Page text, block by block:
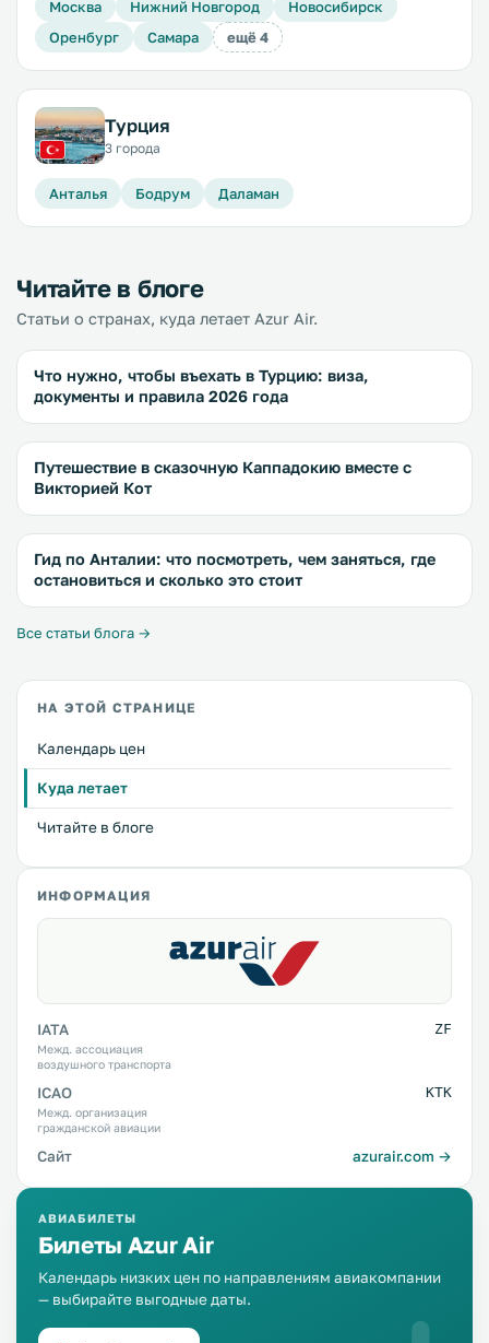
Москва
Нижний Новгород
Новосибирск
Оренбург
Самара ещё 4
Турция
3 города
Анталья Бодрум Даламан
Читайте в блоге
Статьи о странах, куда летает Azur Air.
Что нужно, чтобы въехать в Турцию: виза,
документы и правила 2026 года
Путешествие в сказочную Каппадокию вместе с
Викторией Кот
Гид по Анталии: что посмотреть, чем заняться, где
остановиться и сколько это стоит
Все статьи блога →
НА ЭТОЙ СТРАНИЦЕ
Календарь цен
Куда летает
Читайте в блоге
ИНФОРМАЦИЯ
IATA
Межд. ассоциация
воздушного транспорта
ZF
ICAO
Межд. организация
гражданской авиации
KTK
Сайт azurair.com →
АВИАБИЛЕТЫ
Билеты Azur Air
Календарь низких цен по направлениям авиакомпании
— выбирайте выгодные даты.